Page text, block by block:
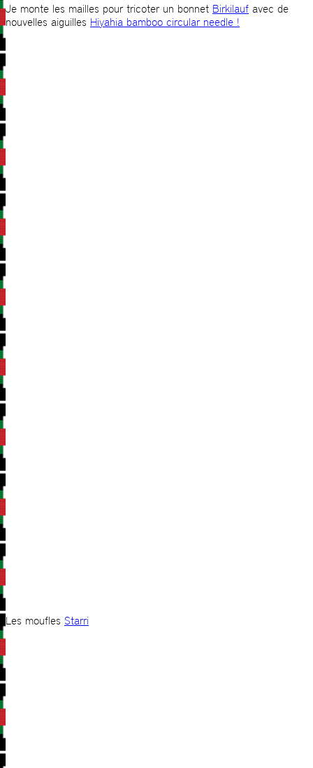
Je monte les mailles pour tricoter un bonnet Birkilauf avec de
nouvelles aiguilles Hiyahia bamboo circular needle !
Les moufles Starri